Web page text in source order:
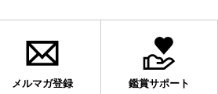
メルマガ登録 鑑賞サポート